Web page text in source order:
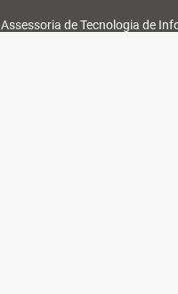
Assessoria de Tecnologia de